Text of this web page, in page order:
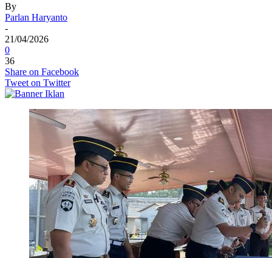
By
Parlan Haryanto
-
21/04/2026
0
36
Share on Facebook
Tweet on Twitter